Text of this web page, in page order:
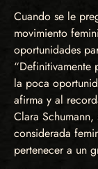
Cuando se le
movimiento
oportunidades
la poca
afirma y al
Clara
considerada
pertenecer a un